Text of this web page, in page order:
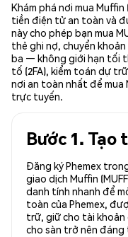
Khám phá nơi mua Muffin
tiền điện tử an toàn và
này cho phép bạn mua
thẻ ghi nợ, chuyển
ba — không giới hạn tối
tố (2FA), kiểm toán dự
nơi an toàn nhất để mua
trực tuyến.
Bước 1.
Đăng ký Phemex
giao dịch Muffin
danh tính nhanh để
toàn của Phemex,
trữ, giữ cho tài khoản
cho sàn trở nên đáng